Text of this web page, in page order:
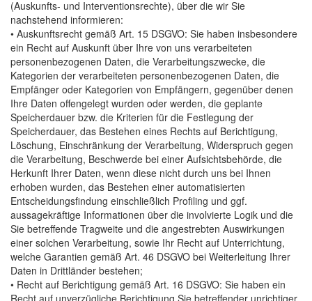
(Auskunfts- und Interventionsrechte), über die wir Sie
nachstehend informieren:
• Auskunftsrecht gemäß Art. 15 DSGVO: Sie haben insbesondere
ein Recht auf Auskunft über Ihre von uns verarbeiteten
personenbezogenen Daten, die Verarbeitungszwecke, die
Kategorien der verarbeiteten personenbezogenen Daten, die
Empfänger oder Kategorien von Empfängern, gegenüber denen
Ihre Daten offengelegt wurden oder werden, die geplante
Speicherdauer bzw. die Kriterien für die Festlegung der
Speicherdauer, das Bestehen eines Rechts auf Berichtigung,
Löschung, Einschränkung der Verarbeitung, Widerspruch gegen
die Verarbeitung, Beschwerde bei einer Aufsichtsbehörde, die
Herkunft Ihrer Daten, wenn diese nicht durch uns bei Ihnen
erhoben wurden, das Bestehen einer automatisierten
Entscheidungsfindung einschließlich Profiling und ggf.
aussagekräftige Informationen über die involvierte Logik und die
Sie betreffende Tragweite und die angestrebten Auswirkungen
einer solchen Verarbeitung, sowie Ihr Recht auf Unterrichtung,
welche Garantien gemäß Art. 46 DSGVO bei Weiterleitung Ihrer
Daten in Drittländer bestehen;
• Recht auf Berichtigung gemäß Art. 16 DSGVO: Sie haben ein
Recht auf unverzügliche Berichtigung Sie betreffender unrichtiger